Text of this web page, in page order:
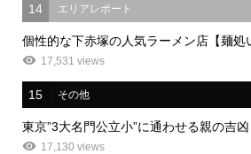
14 エリアレポート
個性的な下赤塚の人気ラーメン店【麺処
17,531 views
15 その他
東京”3大名門公立小”に通わせる親の吉凶
17,130 views